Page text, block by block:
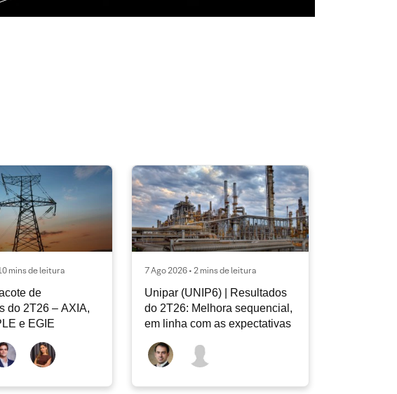
mins de leitura
de
do 2T26 – AXIA,
e EGIE
7 Ago 2026 • 2 mins de leitura
Unipar (UNIP6) | Resultados
do 2T26: Melhora sequencial,
em linha com as expectativas